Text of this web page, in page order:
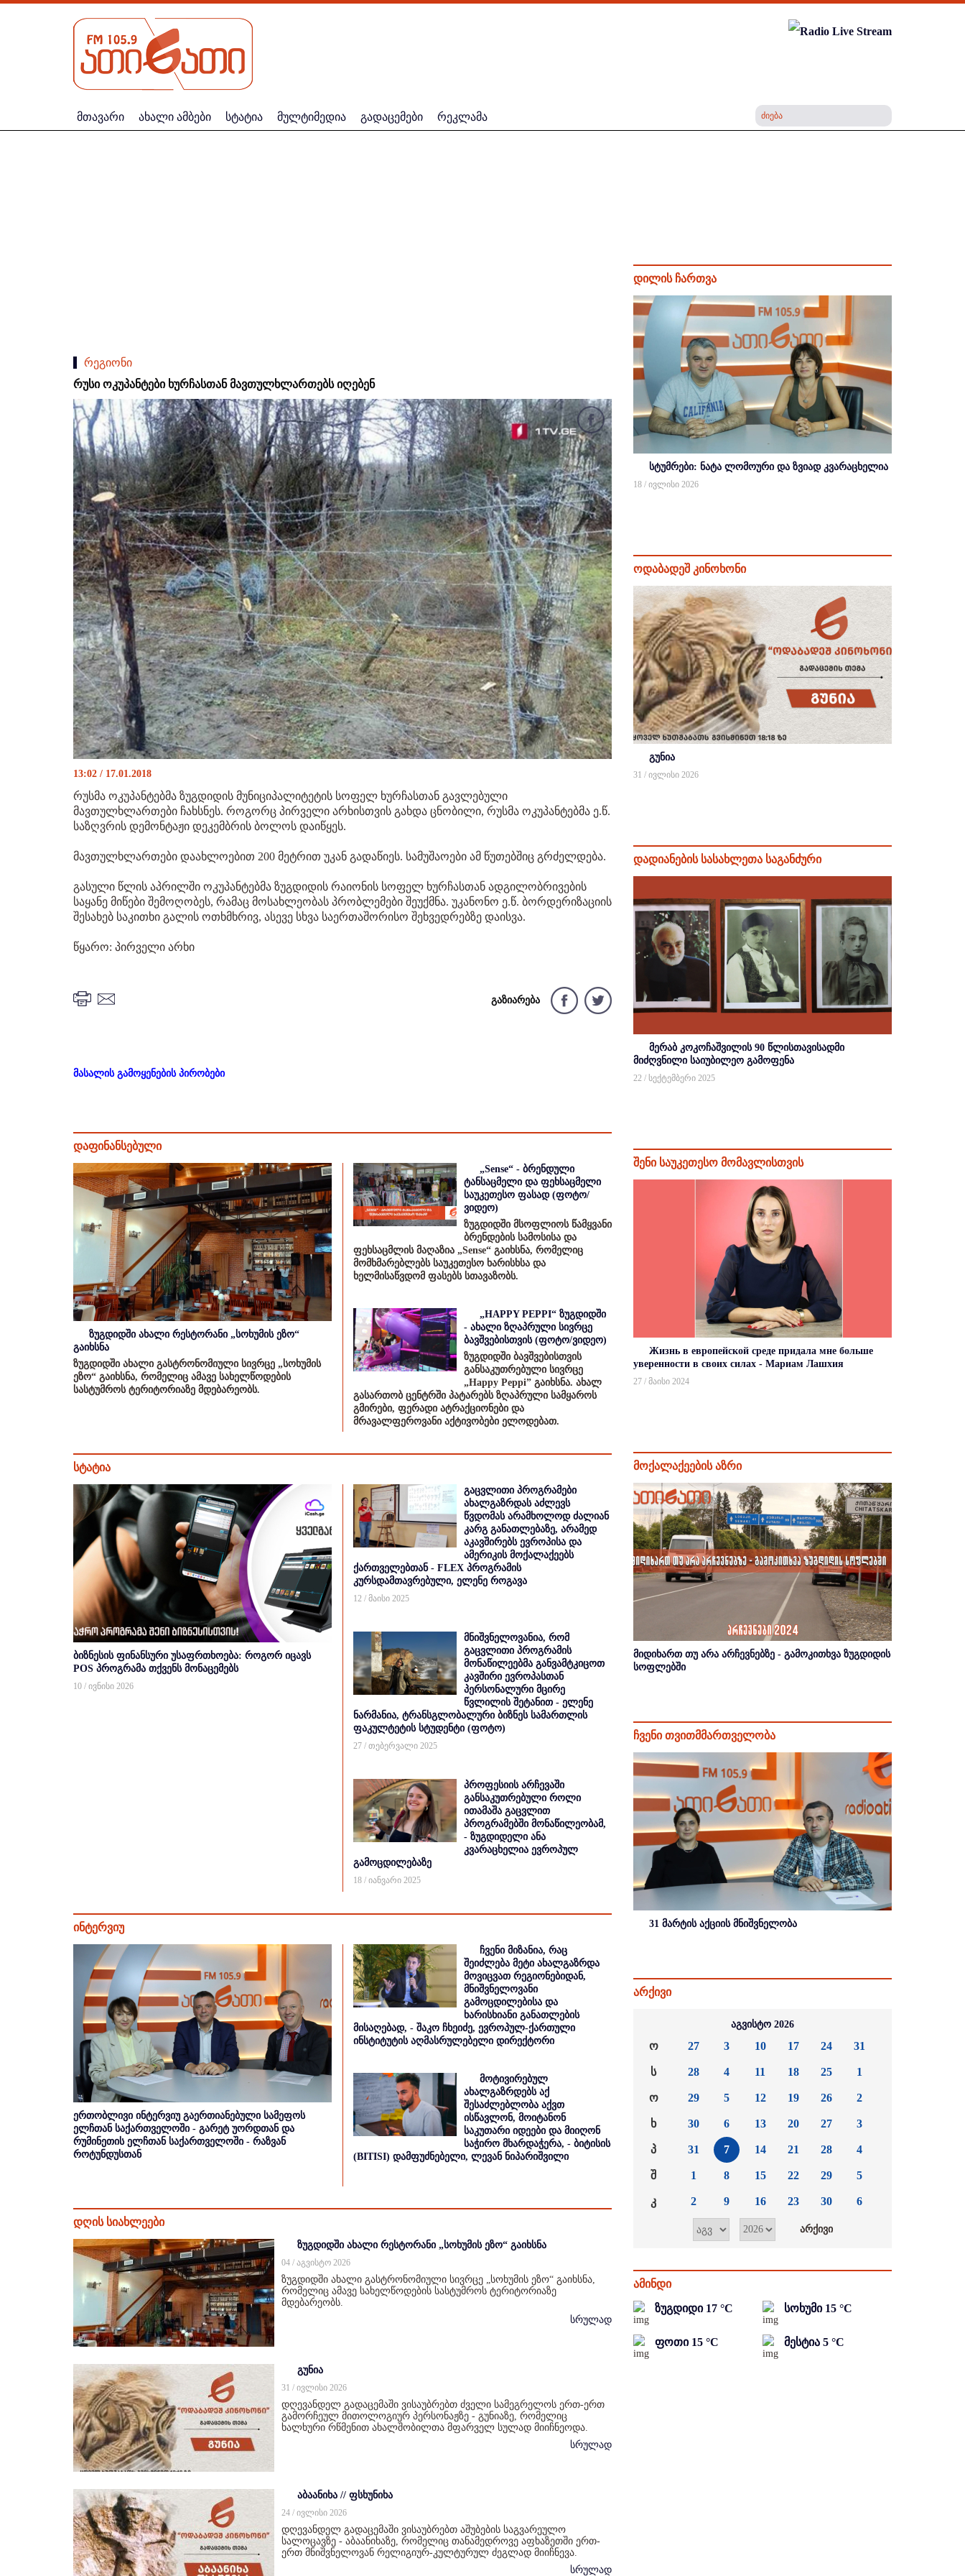
მთავარი ახალი ამბები სტატია მულტიმედია გადაცემები რეკლამა
რეგიონი
რუსი ოკუპანტები ხურჩასთან მავთულხლართებს იღებენ
13:02 / 17.01.2018
რუსმა ოკუპანტებმა ზუგდიდის მუნიციპალიტეტის სოფელ ხურჩასთან გავლებული
მავთულხლართები ჩახსნეს. როგორც პირველი არხისთვის გახდა ცნობილი, რუსმა ოკუპანტებმა ე.წ.
საზღვრის დემონტაჟი დეკემბრის ბოლოს დაიწყეს.
მავთულხლართები დაახლოებით 200 მეტრით უკან გადაწიეს. სამუშაოები ამ წუთებშიც გრძელდება.
გასული წლის აპრილში ოკუპანტებმა ზუგდიდის რაიონის სოფელ ხურჩასთან ადგილობრივების
საყანე მიწები შემოღობეს, რამაც მოსახლეობას პრობლემები შეუქმნა. უკანონო ე.წ. ბორდერიზაციის
შესახებ საკითხი გალის ოთხმხრივ, ასევე სხვა საერთაშორისო შეხვედრებზე დაისვა.
წყარო: პირველი არხი
გაზიარება
მასალის გამოყენების პირობები
დაფინანსებული
ზუგდიდში ახალი რესტორანი „სოხუმის ეზო“
გაიხსნა
ზუგდიდში ახალი გასტრონომიული სივრცე „სოხუმის
ეზო“ გაიხსნა, რომელიც ამავე სახელწოდების
სასტუმროს ტერიტორიაზე მდებარეობს.
„Sense“ - ბრენდული
ტანსაცმელი და ფეხსაცმელი
საუკეთესო ფასად (ფოტო/
ვიდეო)
ზუგდიდში მსოფლიოს წამყვანი
ბრენდების სამოსისა და
ფეხსაცმლის მაღაზია „Sense“ გაიხსნა, რომელიც
მომხმარებლებს საუკეთესო ხარისხსა და
ხელმისაწვდომ ფასებს სთავაზობს.
„HAPPY PEPPI“ ზუგდიდში
- ახალი ზღაპრული სივრცე
ბავშვებისთვის (ფოტო/ვიდეო)
ზუგდიდში ბავშვებისთვის
განსაკუთრებული სივრცე
„Happy Peppi” გაიხსნა. ახალ
გასართობ ცენტრში პატარებს ზღაპრული სამყაროს
გმირები, ფერადი ატრაქციონები და
მრავალფეროვანი აქტივობები ელოდებათ.
სტატია
ბიზნესის ფინანსური უსაფრთხოება: როგორ იცავს
POS პროგრამა თქვენს მონაცემებს
10 / ივნისი 2026
გაცვლითი პროგრამები
ახალგაზრდას აძლევს
წვდომას არამხოლოდ ძალიან
კარგ განათლებაზე, არამედ
აკავშირებს ევროპისა და
ამერიკის მოქალაქეებს
ქართველებთან - FLEX პროგრამის
კურსდამთავრებული, ელენე როგავა
12 / მაისი 2025
მნიშვნელოვანია, რომ
გაცვლითი პროგრამის
მონაწილეებმა განვამტკიცოთ
კავშირი ევროპასთან
პერსონალური მცირე
წვლილის შეტანით - ელენე
ნარმანია, ტრანსგლობალური ბიზნეს სამართლის
ფაკულტეტის სტუდენტი (ფოტო)
27 / თებერვალი 2025
პროფესიის არჩევაში
განსაკუთრებული როლი
ითამაშა გაცვლით
პროგრამებში მონაწილეობამ,
- ზუგდიდელი ანა
კვარაცხელია ევროპულ
გამოცდილებაზე
18 / იანვარი 2025
ინტერვიუ
ერთობლივი ინტერვიუ გაერთიანებული სამეფოს
ელჩთან საქართველოში - გარეტ უორდთან და
რუმინეთის ელჩთან საქართველოში - რაზვან
როტუნდუსთან
ჩვენი მიზანია, რაც
შეიძლება მეტი ახალგაზრდა
მოვიცვათ რეგიონებიდან,
მნიშვნელოვანი
გამოცდილებისა და
ხარისხიანი განათლების
მისაღებად, - შაკო ჩხეიძე, ევროპულ-ქართული
ინსტიტუტის აღმასრულებელი დირექტორი
მოტივირებულ
ახალგაზრდებს აქ
შესაძლებლობა აქვთ
ისწავლონ, მოიტანონ
საკუთარი იდეები და მიიღონ
საჭირო მხარდაჭერა, - ბიტისის
(BITISI) დამფუძნებელი, ლევან ნიპარიშვილი
დღის სიახლეები
ზუგდიდში ახალი რესტორანი „სოხუმის ეზო“ გაიხსნა
04 / აგვისტო 2026
ზუგდიდში ახალი გასტრონომიული სივრცე „სოხუმის ეზო“ გაიხსნა,
რომელიც ამავე სახელწოდების სასტუმროს ტერიტორიაზე
მდებარეობს.
სრულად
გუნია
31 / ივლისი 2026
დღევანდელ გადაცემაში ვისაუბრებთ ძველი სამეგრელოს ერთ-ერთ
გამორჩეულ მითოლოგიურ პერსონაჟზე - გუნიაზე, რომელიც
ხალხური რწმენით ახალშობილთა მფარველ სულად მიიჩნეოდა.
სრულად
აბაანიხა // ფსხუნიხა
24 / ივლისი 2026
დღევანდელ გადაცემაში ვისაუბრებთ აშუბების საგვარეულო
სალოცავზე - აბაანიხაზე, რომელიც თანამედროვე აფხაზეთში ერთ-
ერთ მნიშვნელოვან რელიგიურ-კულტურულ ძეგლად მიიჩნევა.
სრულად
დილის ჩართვა
სტუმრები: ნატა ლომოური და ზვიად კვარაცხელია
18 / ივლისი 2026
ოდაბადეშ კინოხონი
გუნია
31 / ივლისი 2026
დადიანების სასახლეთა საგანძური
მერაბ კოკოჩაშვილის 90 წლისთავისადმი
მიძღვნილი საიუბილეო გამოფენა
22 / სექტემბერი 2025
შენი საუკეთესო მომავლისთვის
Жизнь в европейской среде придала мне больше
уверенности в своих силах - Мариам Лашхия
27 / მაისი 2024
მოქალაქეების აზრი
მიდიხართ თუ არა არჩევნებზე - გამოკითხვა ზუგდიდის
სოფლებში
ჩვენი თვითმმართველობა
31 მარტის აქციის მნიშვნელობა
არქივი
აგვისტო 2026
ო
ს
ო
ხ
პ
შ
კ
27
28
29
30
31
1
2
3
4
5
6
7
8
9
10
11
12
13
14
15
16
17
18
19
20
21
22
23
24
25
26
27
28
29
30
31
1
2
3
4
5
6
ამინდი
ზუგდიდი 17 °C სოხუმი 15 °C
ფოთი 15 °C მესტია 5 °C